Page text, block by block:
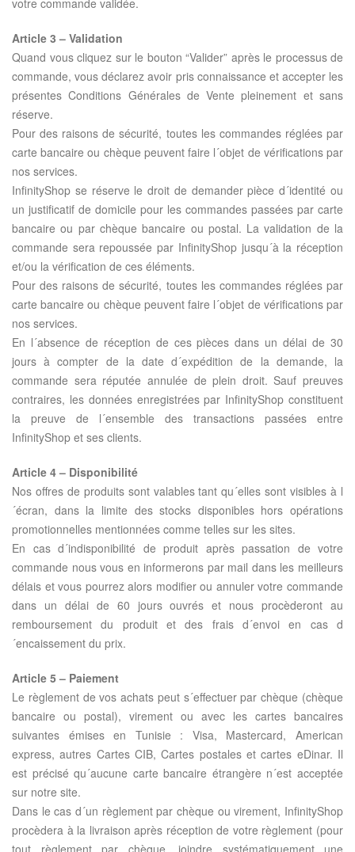
votre commande validée.
Article 3 – Validation
Quand vous cliquez sur le bouton “Valider” après le processus de
commande, vous déclarez avoir pris connaissance et accepter les
présentes Conditions Générales de Vente pleinement et sans
réserve.
Pour des raisons de sécurité, toutes les commandes réglées par
carte bancaire ou chèque peuvent faire l´objet de vérifications par
nos services.
InfinityShop se réserve le droit de demander pièce d´identité ou
un justificatif de domicile pour les commandes passées par carte
bancaire ou par chèque bancaire ou postal. La validation de la
commande sera repoussée par InfinityShop jusqu´à la réception
et/ou la vérification de ces éléments.
Pour des raisons de sécurité, toutes les commandes réglées par
carte bancaire ou chèque peuvent faire l´objet de vérifications par
nos services.
En l´absence de réception de ces pièces dans un délai de 30
jours à compter de la date d´expédition de la demande, la
commande sera réputée annulée de plein droit. Sauf preuves
contraires, les données enregistrées par InfinityShop constituent
la preuve de l´ensemble des transactions passées entre
InfinityShop et ses clients.
Article 4 – Disponibilité
Nos offres de produits sont valables tant qu´elles sont visibles à l
´écran, dans la limite des stocks disponibles hors opérations
promotionnelles mentionnées comme telles sur les sites.
En cas d´indisponibilité de produit après passation de votre
commande nous vous en informerons par mail dans les meilleurs
délais et vous pourrez alors modifier ou annuler votre commande
dans un délai de 60 jours ouvrés et nous procèderont au
remboursement du produit et des frais d´envoi en cas d
´encaissement du prix.
Article 5 – Paiement
Le règlement de vos achats peut s´effectuer par chèque (chèque
bancaire ou postal), virement ou avec les cartes bancaires
suivantes émises en Tunisie : Visa, Mastercard, American
express, autres Cartes CIB, Cartes postales et cartes eDinar. Il
est précisé qu´aucune carte bancaire étrangère n´est acceptée
sur notre site.
Dans le cas d´un règlement par chèque ou virement, InfinityShop
procèdera à la livraison après réception de votre règlement (pour
tout règlement par chèque, joindre systématiquement une